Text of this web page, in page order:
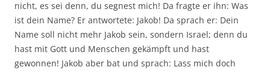
nicht, es sei denn, du segnest mich! Da fragte er ihn: Was
ist dein Name? Er antwortete: Jakob! Da sprach er: Dein
Name soll nicht mehr Jakob sein, sondern Israel; denn du
hast mit Gott und Menschen gekämpft und hast
gewonnen! Jakob aber bat und sprach: Lass mich doch